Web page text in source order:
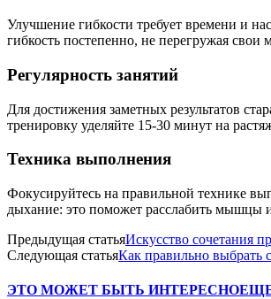
Улучшение гибкости требует времени и
гибкость постепенно, не перегружая
Регулярность занятий
Для достижения заметных результатов
тренировку уделяйте 15-30 минут на
Техника выполнения
Фокусируйтесь на правильной технике
дыхание: это поможет расслабить мышцы
Предыдущая статьяИскусство сочетания
Следующая статьяКак правильно выбрать
ЭТО МОЖЕТ БЫТЬ ИНТЕРЕСНО